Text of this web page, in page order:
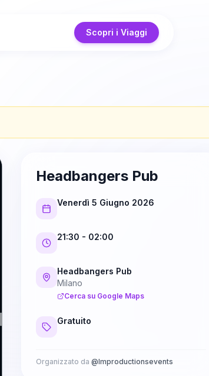
Scopri i Viaggi
Headbangers Pub
Venerdì 5 Giugno 2026
21:30 - 02:00
Headbangers Pub
Milano
Cerca su Google Maps
Gratuito
Organizzato da @lmproductionsevents